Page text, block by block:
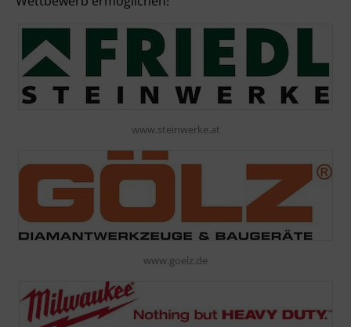
www.steinwerke.at
www.goelz.de